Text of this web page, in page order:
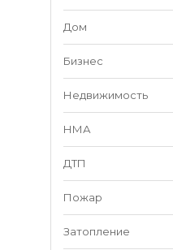
Дом
Бизнес
Недвижимость
НМА
ДТП
Пожар
Затопление